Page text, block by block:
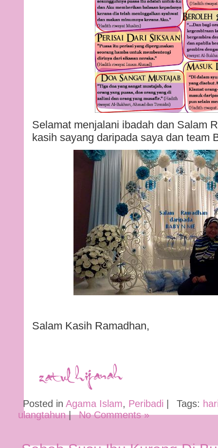
Selamat menjalani ibadah dan Salam
kasih sayang daripada saya dan team
Salam Kasih Ramadhan,
Posted in Agama Islam, Peribadi Tags:
ulangtahun| No Comments »